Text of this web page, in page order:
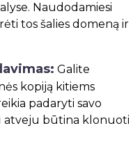
Naudodamiesi
tos šalies domeną ir
Galite
kopiją kitiems
padaryti savo
atveju būtina klonuoti